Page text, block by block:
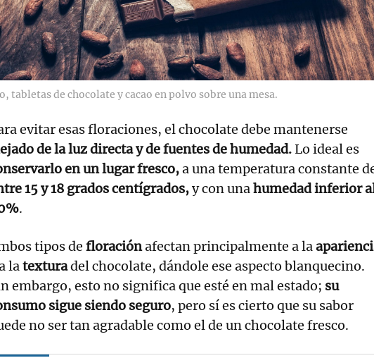
tabletas de chocolate y cacao en polvo sobre una mesa.
evitar esas floraciones, el chocolate debe mantenerse
de la luz directa y de fuentes de humedad.Lo ideal es
en un lugar fresco,a una temperatura constante
15 y 18 grados centígrados,y con unahumedad inferior
.
tipos de floraciónafectan principalmente a la
latexturadel chocolate, dándole ese aspecto blanquecino.
embargo, esto no significa que esté en mal estado; su
sigue siendo seguro, pero sí es cierto que su sabor
no ser tan agradable como el de un chocolate fresco.